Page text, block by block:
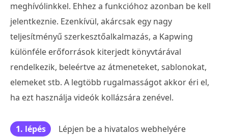
meghívólinkkel. Ehhez a funkcióhoz azonban be kell
jelentkeznie. Ezenkívül, akárcsak egy nagy
teljesítményű szerkesztőalkalmazás, a Kapwing
különféle erőforrások kiterjedt könyvtárával
rendelkezik, beleértve az átmeneteket, sablonokat,
elemeket stb. A legtöbb rugalmasságot akkor éri el,
ha ezt használja videók kollázsára zenével.
1. lépés Lépjen be a hivatalos webhelyére